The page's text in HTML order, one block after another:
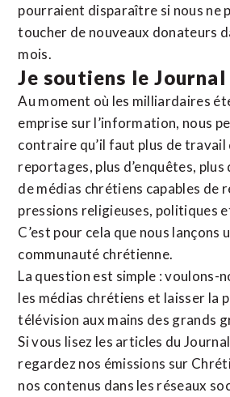
pourraient disparaître si nous ne
toucher de nouveaux donateurs
mois.
Je soutiens le
Au moment où les milliardaires
emprise sur l’information, nous
contraire qu’il faut plus de travail
reportages, plus d’enquêtes, plus
de médias chrétiens capables de
pressions religieuses, politiques
C’est pour cela que nous lançons
communauté chrétienne.
La question est simple : voulons-
les médias chrétiens et laisser la
télévision aux mains des grands
Si vous lisez les articles du
regardez nos émissions sur
nos contenus dans les réseaux